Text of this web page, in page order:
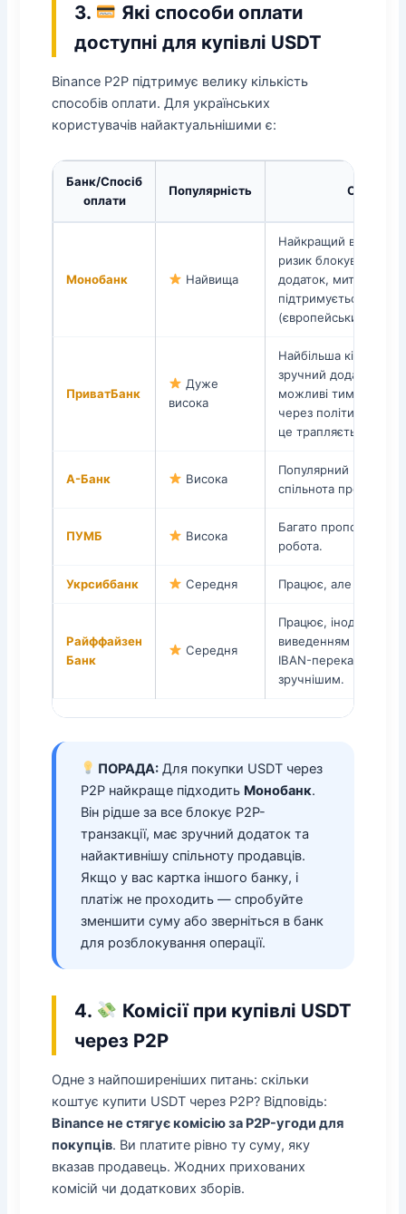
3.
Які способи оплати
доступні для купівлі USDT
Binance P2P підтримує велику кількість
способів оплати. Для українських
користувачів найактуальнішими є:
Банк/Спосіб
оплати
Популярність
Монобанк Найвища
Найкращий вибір —
ризик блокування,
додаток, миттєві
підтримується
(європейський
ПриватБанк
Дуже
висока
Найбільша кількість
зручний додаток
можливі тимчасові
через політику
це трапляється
А-Банк Висока
Популярний варіант,
спільнота продавців.
ПУМБ Висока
Багато пропозицій,
робота.
Укрсиббанк Середня Працює, але менше
Райффайзен
Банк
Середня
Працює, іноді
виведенням коштів.
IBAN-переказів
зручнішим.
ПОРАДА: Для покупки USDT через
P2P найкраще підходить Монобанк.
Він рідше за все блокує P2P-
транзакції, має зручний додаток та
найактивнішу спільноту продавців.
Якщо у вас картка іншого банку, і
платіж не проходить — спробуйте
зменшити суму або зверніться в банк
для розблокування операції.
4.
Комісії при купівлі USDT
через P2P
Одне з найпоширеніших питань: скільки
коштує купити USDT через P2P? Відповідь:
Binance не стягує комісію за P2P-угоди для
покупців. Ви платите рівно ту суму, яку
вказав продавець. Жодних прихованих
комісій чи додаткових зборів.